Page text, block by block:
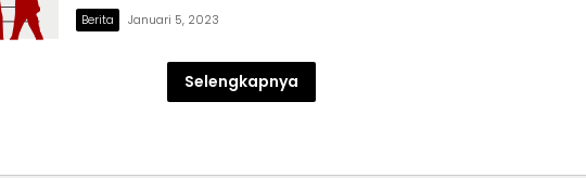
Berita Januari 5, 2023
Selengkapnya